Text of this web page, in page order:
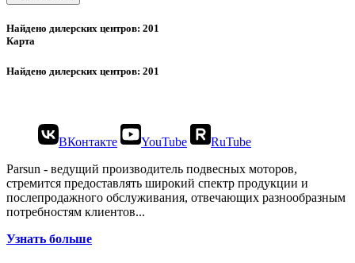
Найдено дилерских центров: 201
Карта
Найдено дилерских центров: 201
ВКонтакте YouTube
RuTube
Parsun - ведущий производитель подвесных моторов,
стремится предоставлять широкий спектр продукции и
послепродажного обслуживания, отвечающих разнообразным
потребностям клиентов...
Узнать больше